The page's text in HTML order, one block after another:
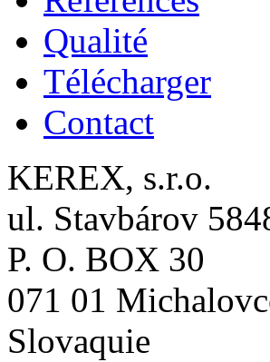
Qualité
Télécharger
Contact
KEREX, s.r.o.
ul. Stavbárov
P. O. BOX 30
071 01
Slovaquie